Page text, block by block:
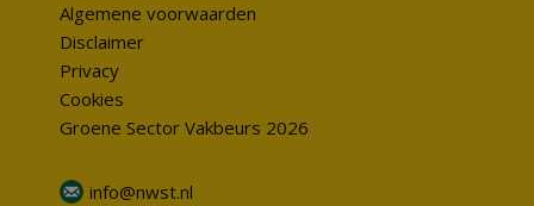
Algemene voorwaarden
Disclaimer
Privacy
Cookies
Groene Sector Vakbeurs 2026
info@nwst.nl